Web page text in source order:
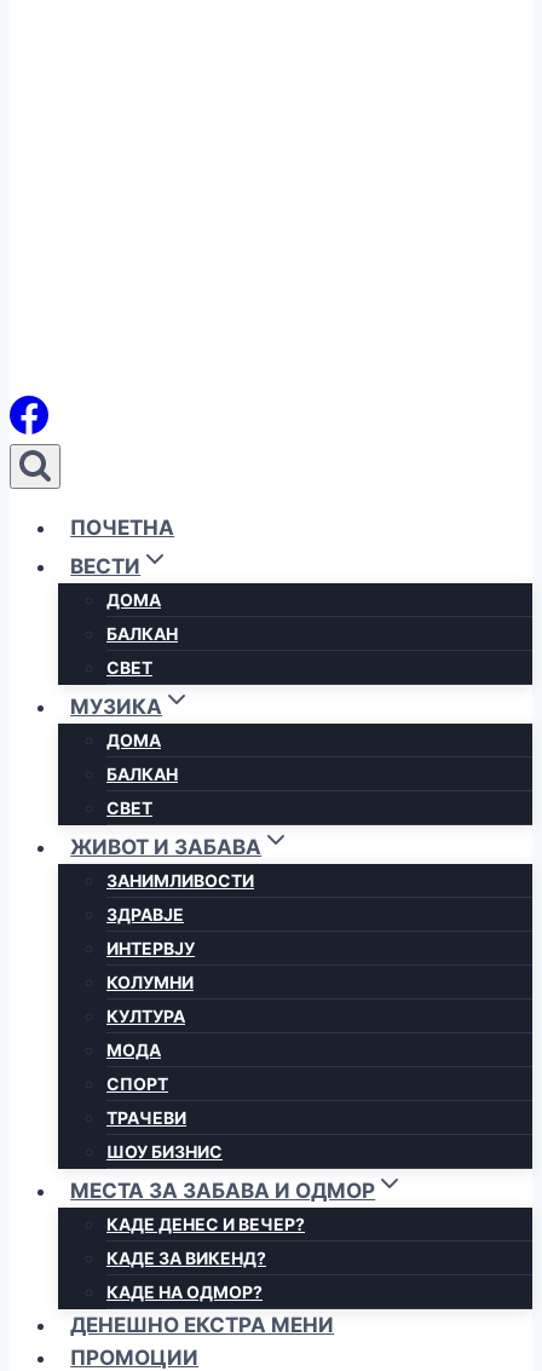
ПОЧЕТНА
ВЕСТИ
ДОМА
БАЛКАН
СВЕТ
МУЗИКА
ДОМА
БАЛКАН
СВЕТ
ЖИВОТ И ЗАБАВА
ЗАНИМЛИВОСТИ
ЗДРАВЈЕ
ИНТЕРВЈУ
КОЛУМНИ
КУЛТУРА
МОДА
СПОРТ
ТРАЧЕВИ
ШОУ БИЗНИС
МЕСТА ЗА ЗАБАВА И ОДМОР
КАДЕ ДЕНЕС И ВЕЧЕР?
КАДЕ ЗА ВИКЕНД?
КАДЕ НА ОДМОР?
ДЕНЕШНО ЕКСТРА МЕНИ
ПРОМОЦИИ